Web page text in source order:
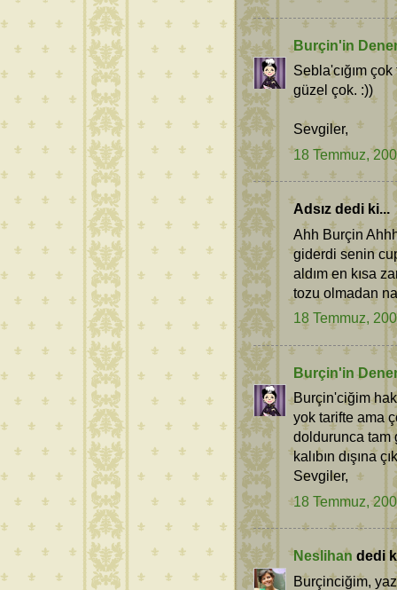
Burçin'in
Sebla'cığım
güzel çok. :))
Sevgiler,
18 Temmuz,
Adsız dedi ki...
Ahh Burçin
giderdi senin
aldım en kısa
tozu olmadan
18 Temmuz,
Burçin'in
Burçin'ciğim
yok tarifte ama
doldurunca tam
kalıbın dışına
Sevgiler,
18 Temmuz,
Neslihan dedi
Burçinciğim,